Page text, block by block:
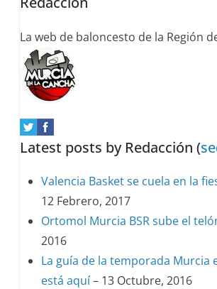
La web de baloncesto de la Región
Latest posts by Redacción(
Valencia Basket se cuela en la
12 Febrero, 2017
Ortomol Murcia BSR sube el
2016
La guía de la temporada Murcia
está aquí– 13 Octubre, 2016